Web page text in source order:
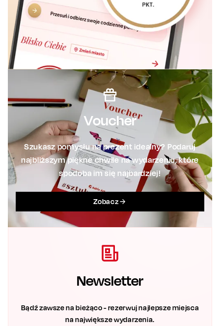
Voucher
Szukasz pomysłu na prezent idealny? Podaruj
najbliższym piękne chwile na wydarzeniu, które
spodoba im się najbardziej!
Zobacz
Newsletter
Bądź zawsze na bieżąco - rezerwuj najlepsze miejsca
na największe wydarzenia.